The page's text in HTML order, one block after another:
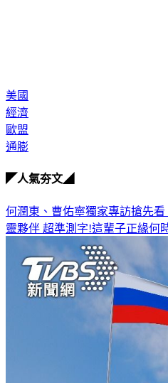
美國
經濟
歐盟
通膨
◤人氣夯文◢
何潤東、曹佑寧獨家專訪搶先看
靈夥伴 超準測字!這輩子正緣何